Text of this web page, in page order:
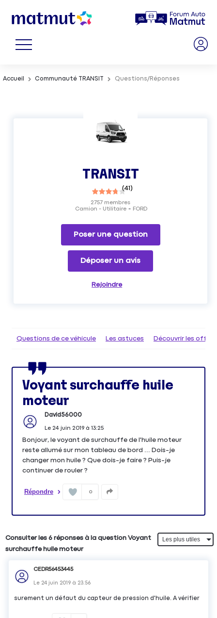
Accueil Communauté TRANSIT Questions/Réponses
TRANSIT
(41)
Camion - Utilitaire FORD
2757 membres
Poser une question
Déposer un avis
Rejoindre
Questions de ce véhicule Les astuces Découvrir les
Voyant surchauffe huile
moteur
David56000
Le 24 juin 2019à 13:25
Bonjour, le voyant de surchauffe de l'huile moteur
reste allumé sur mon tableau de bord ... Dois-je
changer mon huile ? Que dois-je faire ? Puis-je
continuer de rouler ?
Répondre 0
Consulter les 6 réponses à la question Voyant
surchauffe huile moteur
CEDR56453445
Le 24 juin 2019 à 23:56
surement un défaut du capteur de pression d'huile. A vérifier